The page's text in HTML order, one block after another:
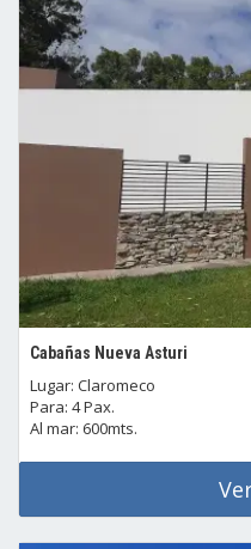
Cabañas Nueva Asturi
Lugar: Claromeco
Para: 4 Pax.
Al mar: 600mts.